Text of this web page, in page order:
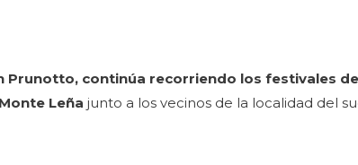
Prunotto, continúa recorriendo los festivales
Leña junto a los vecinos de la localidad del